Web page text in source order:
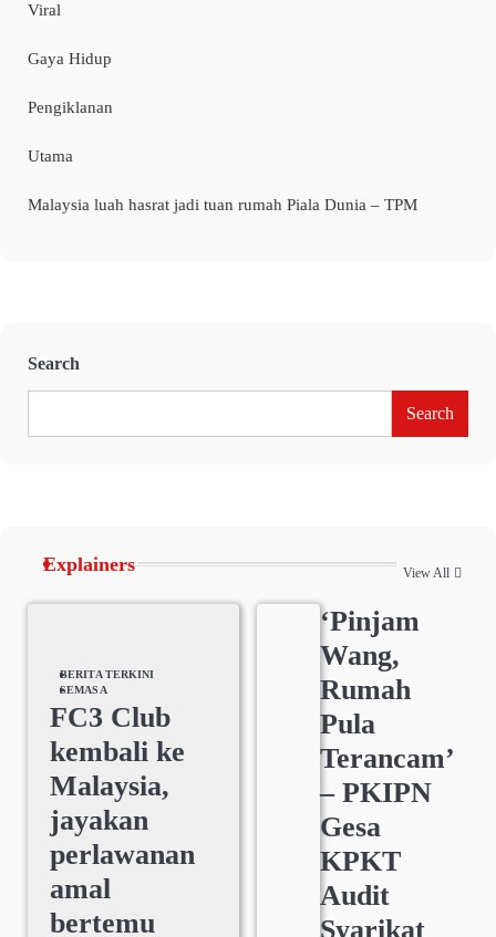
Viral
Gaya Hidup
Pengiklanan
Utama
Malaysia luah hasrat jadi tuan rumah Piala Dunia – TPM
Search
Search
Explainers View All
BERITA TERKINI
SEMASA
FC3 Club
kembali ke
Malaysia,
jayakan
perlawanan
amal
bertemu
‘Pinjam
Wang,
Rumah
Pula
Terancam’
– PKIPN
Gesa
KPKT
Audit
Syarikat